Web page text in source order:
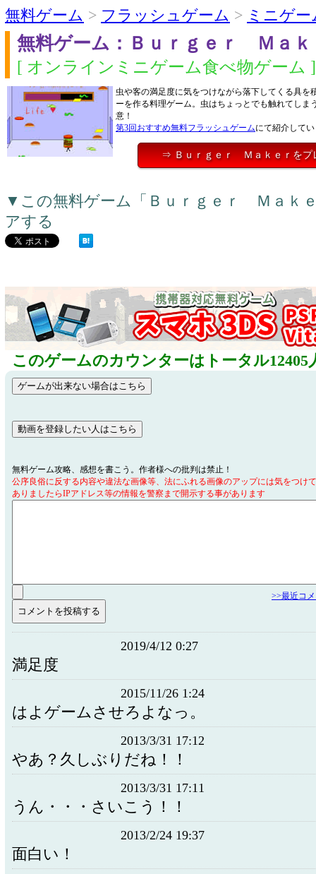
無料ゲーム > フラッシュゲーム > ミニゲー
無料ゲーム：Ｂｕｒｇｅｒ Ｍａｋ
[ オンラインミニゲーム食べ物ゲーム ]
虫や客の満足度に気をつけながら落下してくる具を
ーを作る料理ゲーム。虫はちょっとでも触れてしま
意！
第3回おすすめ無料フラッシュゲームにて紹介して
⇒ Ｂｕｒｇｅｒ Ｍａｋｅｒをプ
▼この無料ゲーム「Ｂｕｒｇｅｒ Ｍａｋ
アする
このゲームのカウンターはトータル12405
無料ゲーム攻略、感想を書こう。作者様への批判は禁止！
公序良俗に反する内容や違法な画像等、法にふれる画像のアップには気をつけ
ありましたらIPアドレス等の情報を警察まで開示する事があります
>>最近コ
2019/4/12 0:27
満足度
2015/11/26 1:24
はよゲームさせろよなっ。
2013/3/31 17:12
やあ？久しぶりだね！！
2013/3/31 17:11
うん・・・さいこう！！
2013/2/24 19:37
面白い！